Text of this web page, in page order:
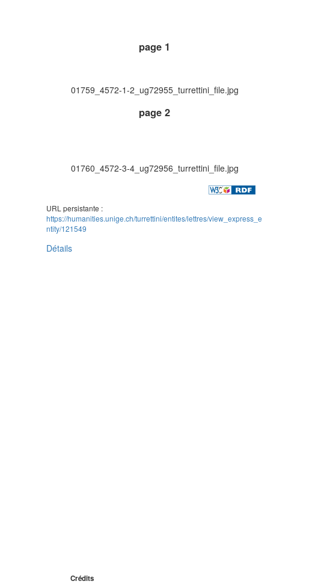
page 1
01759_4572-1-2_ug72955_turrettini_file.jpg
page 2
01760_4572-3-4_ug72956_turrettini_file.jpg
URL persistante :
https://humanities.unige.ch/turrettini/entites/lettres/view_express_e
ntity/121549
Détails
Crédits